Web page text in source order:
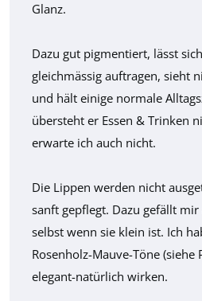
Glanz.
Dazu gut pigmentiert, lässt
gleichmässig auftragen, sieht
und hält einige normale
übersteht er Essen & Trinken
erwarte ich auch nicht.
Die Lippen werden nicht
sanft gepflegt. Dazu gefällt
selbst wenn sie klein ist. Ich
Rosenholz-Mauve-Töne (siehe
elegant-natürlich wirken.